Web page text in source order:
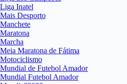
Liga Inatel
Mais Desporto
Manchete
Maratona
Marcha
Meia Maratona de Fátima
Motociclismo
Mundial de Futebol Amador
Mundial Futebol Amador